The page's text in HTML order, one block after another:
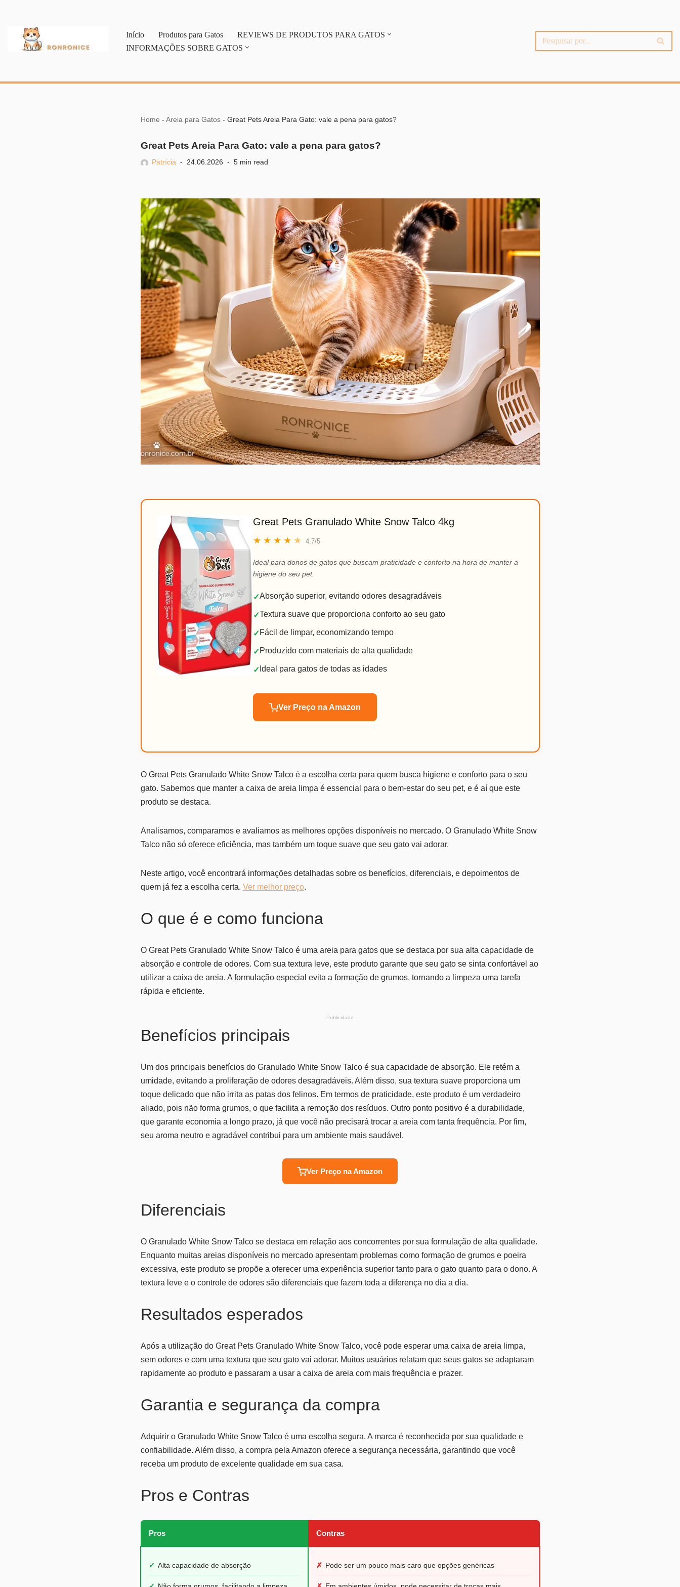
Pular
Início Produtos para Gatos
REVIEWS DE PRODUTOS PARA GATOS
INFORMAÇÕES SOBRE GATOS
Home - Areia para Gatos- Great Pets Areia Para Gato: vale a pena para gatos?
Great Pets Areia Para Gato: vale a pena para gatos?
Patrícia 24.06.2026 5 min read
Great Pets Granulado White Snow Talco 4kg
★ ★ ★ ★ ★ 4.7/5
Ideal para donos de gatos que buscam praticidade e conforto na hora de manter a
higiene do seu pet.
✓Absorção superior, evitando odores desagradáveis
✓Textura suave que proporciona conforto ao seu gato
✓Fácil de limpar, economizando tempo
✓Produzido com materiais de alta qualidade
✓ Ideal para gatos de todas as idades
Ver Preço na Amazon
O Great Pets Granulado White Snow Talco é a escolha certa para quem busca higiene e conforto para o seu
gato. Sabemos que manter a caixa de areia limpa é essencial para o bem-estar do seu pet, e é aí que este
produto se destaca.
Analisamos, comparamos e avaliamos as melhores opções disponíveis no mercado. O Granulado White Snow
Talco não só oferece eficiência, mas também um toque suave que seu gato vai adorar.
Neste artigo, você encontrará informações detalhadas sobre os benefícios, diferenciais, e depoimentos de
quem já fez a escolha certa. Ver melhor preço.
O que é e como funciona
O Great Pets Granulado White Snow Talco é uma areia para gatos que se destaca por sua alta capacidade de
absorção e controle de odores. Com sua textura leve, este produto garante que seu gato se sinta confortável ao
utilizar a caixa de areia. A formulação especial evita a formação de grumos, tornando a limpeza uma tarefa
rápida e eficiente.
Publicidade
Benefícios principais
Um dos principais benefícios do Granulado White Snow Talco é sua capacidade de absorção. Ele retém a
umidade, evitando a proliferação de odores desagradáveis. Além disso, sua textura suave proporciona um
toque delicado que não irrita as patas dos felinos. Em termos de praticidade, este produto é um verdadeiro
aliado, pois não forma grumos, o que facilita a remoção dos resíduos. Outro ponto positivo é a durabilidade,
que garante economia a longo prazo, já que você não precisará trocar a areia com tanta frequência. Por fim,
seu aroma neutro e agradável contribui para um ambiente mais saudável.
Ver Preço na Amazon
Diferenciais
O Granulado White Snow Talco se destaca em relação aos concorrentes por sua formulação de alta qualidade.
Enquanto muitas areias disponíveis no mercado apresentam problemas como formação de grumos e poeira
excessiva, este produto se propõe a oferecer uma experiência superior tanto para o gato quanto para o dono. A
textura leve e o controle de odores são diferenciais que fazem toda a diferença no dia a dia.
Resultados esperados
Após a utilização do Great Pets Granulado White Snow Talco, você pode esperar uma caixa de areia limpa,
sem odores e com uma textura que seu gato vai adorar. Muitos usuários relatam que seus gatos se adaptaram
rapidamente ao produto e passaram a usar a caixa de areia com mais frequência e prazer.
Garantia e segurança da compra
Adquirir o Granulado White Snow Talco é uma escolha segura. A marca é reconhecida por sua qualidade e
confiabilidade. Além disso, a compra pela Amazon oferece a segurança necessária, garantindo que você
receba um produto de excelente qualidade em sua casa.
Pros e Contras
Pros Contras
✓ Alta capacidade de absorção ✗ Pode ser um pouco mais caro que opções genéricas